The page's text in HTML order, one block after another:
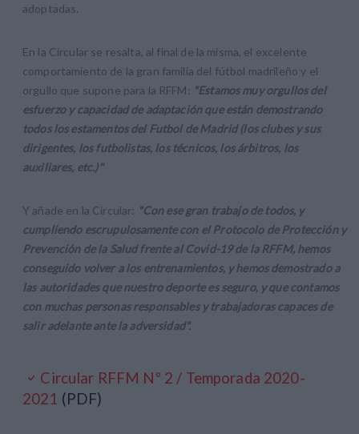
adoptadas.
En la Circular se resalta, al final de la misma, el excelente
comportamiento de la gran familia del fútbol madrileño y el
orgullo que supone para la RFFM: "Estamos muy orgullos del
esfuerzo y capacidad de adaptación que están demostrando
todos los estamentos del Futbol de Madrid (los clubes y sus
dirigentes, los futbolistas, los técnicos, los árbitros, los
auxiliares, etc.)"
Y añade en la Circular: "Con ese gran trabajo de todos, y
cumpliendo escrupulosamente con el Protocolo de Protección y
Prevención de la Salud frente al Covid-19 de la RFFM, hemos
conseguido volver a los entrenamientos, y hemos demostrado a
las autoridades que nuestro deporte es seguro, y que contamos
con muchas personas responsables y trabajadoras capaces de
salir adelante ante la adversidad".
Circular RFFM Nº 2 / Temporada 2020-
2021 (PDF)